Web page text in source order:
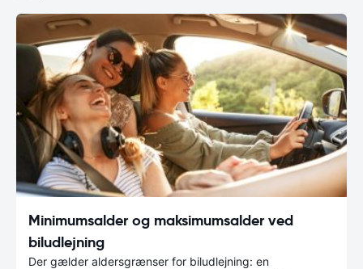
Minimumsalder og maksimumsalder ved
biludlejning
Der gælder aldersgrænser for biludlejning: en